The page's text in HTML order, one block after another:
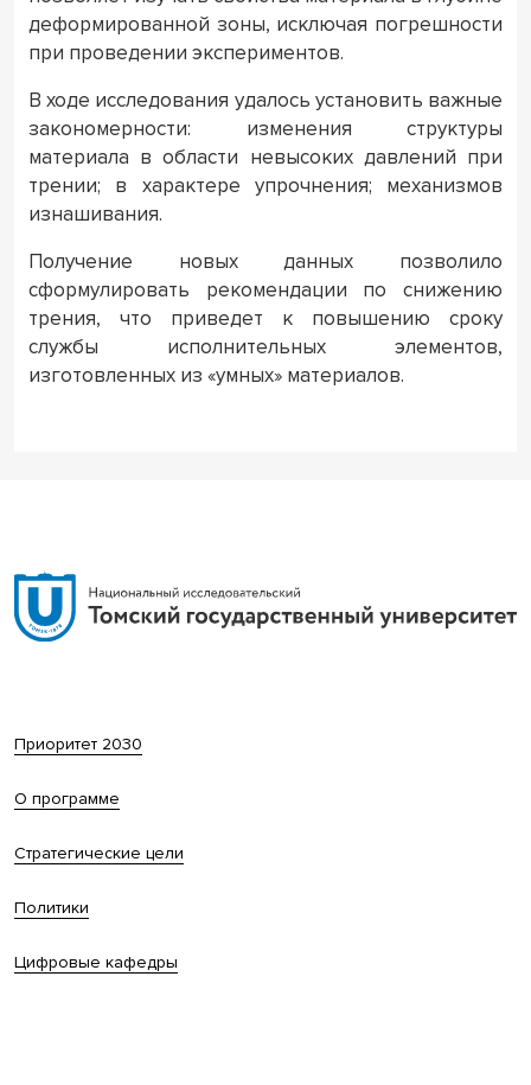
деформированной зоны, исключая погрешности
при проведении экспериментов.
В ходе исследования удалось установить важные
закономерности: изменения структуры
материала в области невысоких давлений при
трении; в характере упрочнения; механизмов
изнашивания.
Получение новых данных позволило
сформулировать рекомендации по снижению
трения, что приведет к повышению сроку
службы исполнительных элементов,
изготовленных из «умных» материалов.
Приоритет 2030
О программе
Стратегические цели
Политики
Цифровые кафедры